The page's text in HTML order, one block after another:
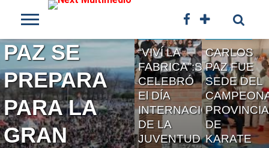
INICIO
CARLOS
PAZ SE
PREPARA
PARA LA
GRAN
“VIVÍ LA
FABRICA”:SE
CELEBRÓ
El DÍA
INTERNACIONAL
DE LA
JUVENTUD
LEER
MAS
CARLOS
PAZ FUE
SEDE DEL
DE
KARATE
LEER
MAS
NOTICIAS
UN LIBRO,
MUCHAS
HISTORIAS
Y UN
GRAN